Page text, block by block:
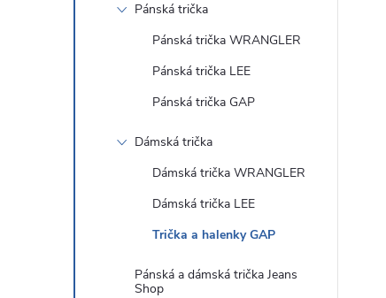
Pánská trička
Pánská trička WRANGLER
Pánská trička LEE
Pánská trička GAP
Dámská trička
Dámská trička WRANGLER
Dámská trička LEE
Trička a halenky GAP
Pánská a dámská trička Jeans
Shop